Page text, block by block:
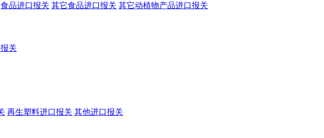
食品进口报关 其它食品进口报关 其它动植物产品进口报关
关
再生塑料进口报关 其他进口报关